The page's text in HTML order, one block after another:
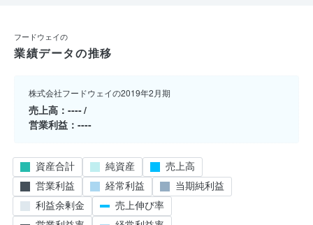
フードウェイの
業績データの推移
株式会社フードウェイの2019年2月期
売上高
----
営業利益
----
資産合計 純資産
売上高
営業利益
経常利益
当期純利益
利益余剰金
売上伸び率